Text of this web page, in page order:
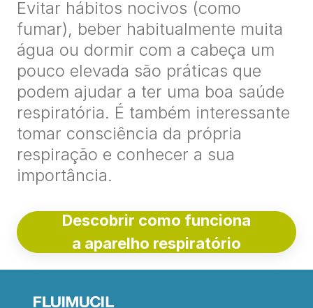
Evitar hábitos nocivos (como
fumar), beber habitualmente muita
água ou dormir com a cabeça um
pouco elevada são práticas que
podem ajudar a ter uma boa saúde
respiratória. É também interessante
tomar consciência da própria
respiração e conhecer a sua
importância.
Descobrir como funciona
a aparelho respiratório